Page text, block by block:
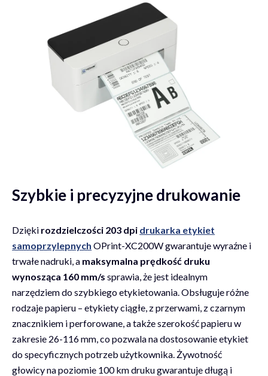
Szybkie i precyzyjne drukowanie
Dzięki rozdzielczości 203 dpi drukarka etykiet
samoprzylepnych OPrint-XC200W gwarantuje wyraźne i
trwałe nadruki, a maksymalna prędkość druku
wynosząca 160 mm/s sprawia, że jest idealnym
narzędziem do szybkiego etykietowania. Obsługuje różne
rodzaje papieru – etykiety ciągłe, z przerwami, z czarnym
znacznikiem i perforowane, a także szerokość papieru w
zakresie 26-116 mm, co pozwala na dostosowanie etykiet
do specyficznych potrzeb użytkownika. Żywotność
głowicy na poziomie 100 km druku gwarantuje długą i